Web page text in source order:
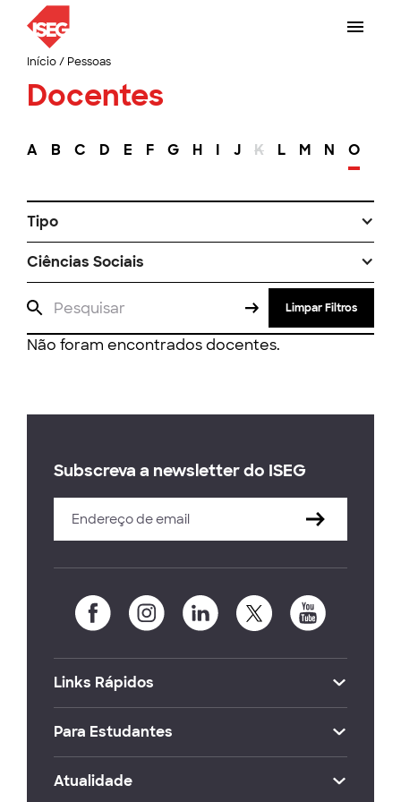
Início/ Pessoas
Docentes
A B C D E F G H I J K L M N O
Tipo
Ciências Sociais
Limpar Filtros
Não foram encontrados docentes.
Subscreva a newsletter do ISEG
Links Rápidos
Para Estudantes
Atualidade